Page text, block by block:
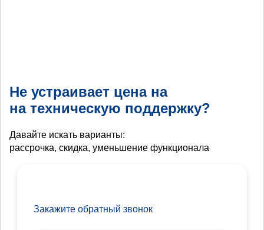
Не устраивает цена на
на техническую поддержку?
Давайте искать варианты:
рассрочка, скидка, уменьшение функционала
Закажите обратный звонок